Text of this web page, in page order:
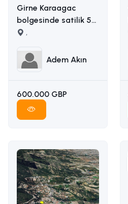
Girne Karaagac
bolgesinde satilik 5
donum satilik arazi
05338314949
,
Adem Akın
600.000 GBP